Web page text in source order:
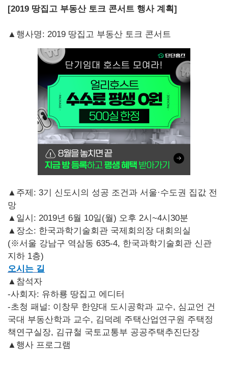
[2019 땅집고 부동산 토크 콘서트 행사 계획]
▲행사명: 2019 땅집고 부동산 토크 콘서트
▲주제: 3기 신도시의 성공 조건과 서울·수도권 집값 전
망
▲일시: 2019년 6월 10일(월) 오후 2시~4시30분
▲장소: 한국과학기술회관 국제회의장 대회의실
(※서울 강남구 역삼동 635-4, 한국과학기술회관 신관
지하 1층)
오시는 길
▲참석자
-사회자: 유하룡 땅집고 에디터
-초청 패널: 이창무 한양대 도시공학과 교수, 심교언 건
국대 부동산학과 교수, 김덕례 주택산업연구원 주택정
책연구실장, 김규철 국토교통부 공공주택추진단장
▲행사 프로그램